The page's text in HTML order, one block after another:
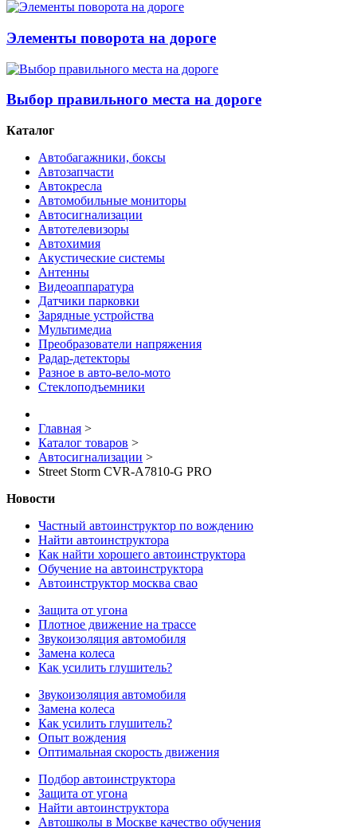
Элементы поворота на дороге
Выбор правильного места на дороге
Каталог
Автобагажники, боксы
Автозапчасти
Автокресла
Автомобильные мониторы
Автосигнализации
Автотелевизоры
Автохимия
Акустические системы
Антенны
Видеоаппаратура
Датчики парковки
Зарядные устройства
Мультимедиа
Преобразователи напряжения
Радар-детекторы
Разное в авто-вело-мото
Стеклоподъемники
Главная >
Каталог товаров >
Автосигнализации >
Street Storm CVR-A7810-G PRO
Новости
Частный автоинструктор по вождению
Найти автоинструктора
Как найти хорошего автоинструктора
Обучение на автоинструктора
Автоинструктор москва свао
Защита от угона
Плотное движение на трассе
Звукоизоляция автомобиля
Замена колеса
Как усилить глушитель?
Звукоизоляция автомобиля
Замена колеса
Как усилить глушитель?
Опыт вождения
Оптимальная скорость движения
Подбор автоинструктора
Защита от угона
Найти автоинструктора
Автошколы в Москве качество обучения